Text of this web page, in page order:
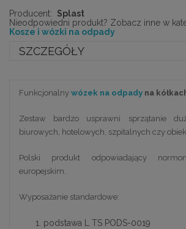
Producent:
Splast
Nieodpowiedni produkt? Zobacz inne w
Kosze i wózki na odpady
SZCZEGÓŁY
Funkcjonalny wózek na odpady na
Zestaw bardzo usprawni sprzątanie
biurowych, hotelowych, szpitalnych czy
Polski produkt odpowiadający
europejskim.
Wyposażanie standardowe:
podstawa L TS PODS-0019